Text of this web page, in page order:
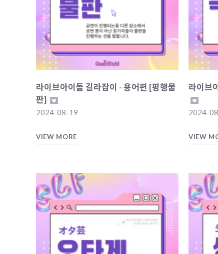
라이브아이돌 길라잡이 - 용어편 [평행물
판]
2024-08-19
VIEW MORE
라이브
2024-
VIEW